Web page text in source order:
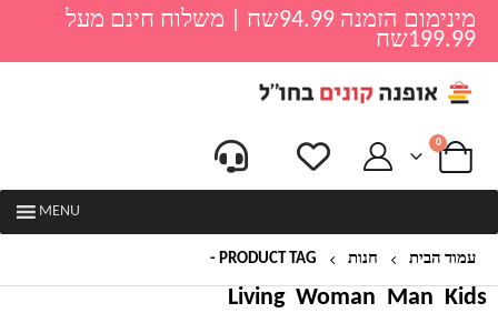
מינימום הזמנה 94.99שח | משלוח חינם מעל
199.99שח
0
MENU
עמוד הבית חנות PRODUCT TAG -
Kids
Man
Woman
Living